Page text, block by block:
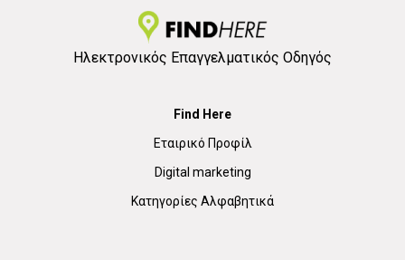
Ηλεκτρονικός Επαγγελματικός Οδηγός
Find Here
Εταιρικό Προφίλ
Digital marketing
Κατηγορίες Αλφαβητικά